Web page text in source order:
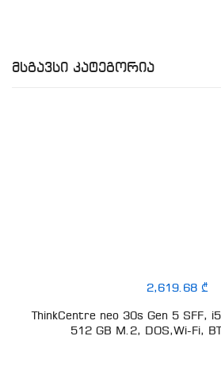
Მსგავსი Კატეგორია
2,619.68 ₾
ThinkCentre neo 30s Gen 5 SFF,
512 GB M.2, DOS,Wi-Fi,